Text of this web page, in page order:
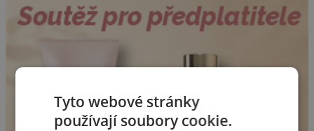
Tyto webové stránky
používají soubory cookie.